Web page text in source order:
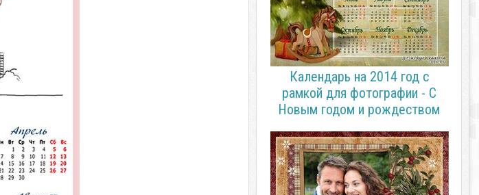
Календарь на 2014 год с
рамкой для фотографии - С
Новым годом и рождеством